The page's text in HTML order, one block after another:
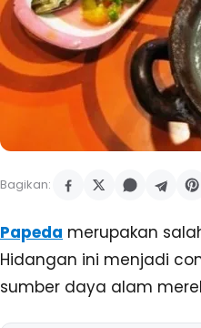
Bagikan:
Papeda merupakan
Hidangan ini menjadi
sumber daya alam